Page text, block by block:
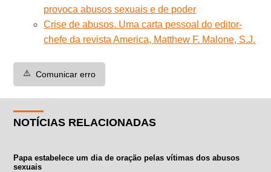
provoca abusos sexuais e de poder
Crise de abusos. Uma carta pessoal do editor-
chefe da revista America, Matthew F. Malone, S.J.
⚠️ Comunicar erro
NOTÍCIAS RELACIONADAS
Papa estabelece um dia de oração pelas vítimas dos abusos
sexuais